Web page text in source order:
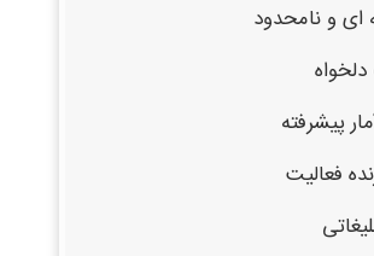
و نامحدود
پیشرفته
فعالیت